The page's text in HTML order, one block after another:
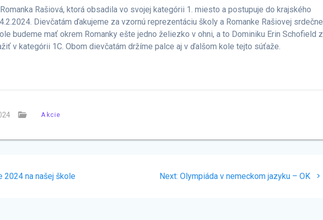
Rašiová, ktorá obsadila vo svojej kategórii 1. miesto a postupuje do krajského
Dievčatám ďakujeme za vzornú reprezentáciu školy a Romanke Rašiovej srdečne
budeme mať okrem Romanky ešte jedno želiezko v ohni, a to Dominiku Erin Schofield z
v kategórii 1C. Obom dievčatám držíme palce aj v ďalšom kole tejto súťaže.
Akcie
2024 na našej škole Next: Next
Olympiáda v nemeckom jazyku – OK